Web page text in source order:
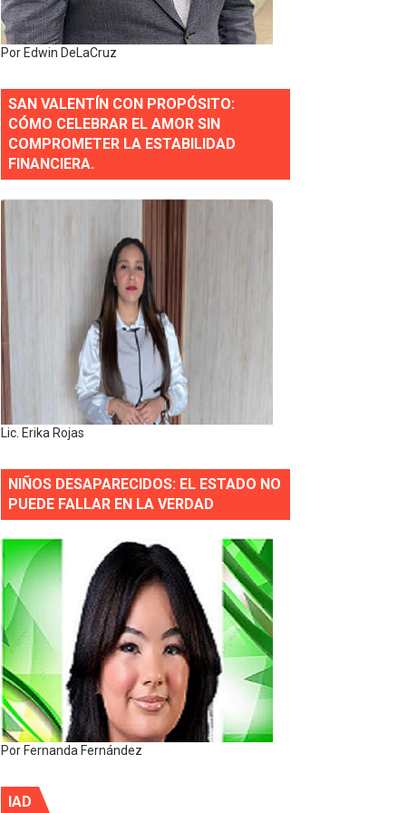
a normas éticas y ser garante de los derechos de
Estratégica para Impulsar el Desarrollo de Santo
Historia 2025
fortalecer el diálogo social y el trabajo decente
Por Edwin DeLaCruz
SAN VALENTÍN CON PROPÓSITO:
CÓMO CELEBRAR EL AMOR SIN
COMPROMETER LA ESTABILIDAD
FINANCIERA.
Lic. Erika Rojas
NIÑOS DESAPARECIDOS: EL ESTADO NO
PUEDE FALLAR EN LA VERDAD
Por Fernanda Fernández
IAD